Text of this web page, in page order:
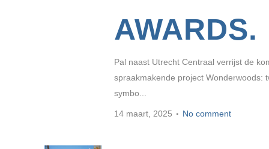
AWARDS.
Pal naast Utrecht Centraal verrijst de
spraakmakende project Wonderwoods:
symbo...
14 maart, 2025 No comment